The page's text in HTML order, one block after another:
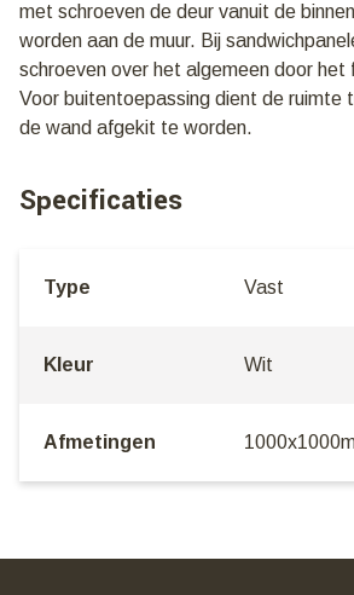
met schroeven de deur vanuit de
worden aan de muur. Bij
schroeven over het algemeen door het
Voor buitentoepassing dient de ruimte
de wand afgekit te worden.
Specificaties
Type Vast
Kleur Wit
Afmetingen